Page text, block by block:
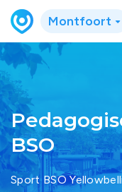
Montfoort
BSO
Sport BSO